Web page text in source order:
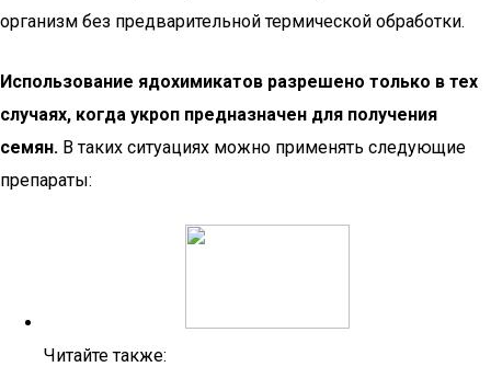
организм без предварительной термической обработки.
Использование ядохимикатов разрешено только в тех
случаях, когда укроп предназначен для получения
семян. В таких ситуациях можно применять следующие
препараты:
Читайте также: